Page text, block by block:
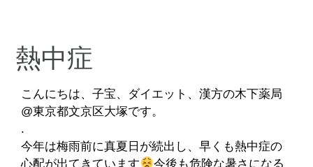
熱中症
こんにちは、子宝、ダイエット、漢方の木下薬局
@東京都文京区大塚です。
.
今年は梅雨前に真夏日が続出し、早くも熱中症の
心配が出てきています
今後も危険な暑さになる